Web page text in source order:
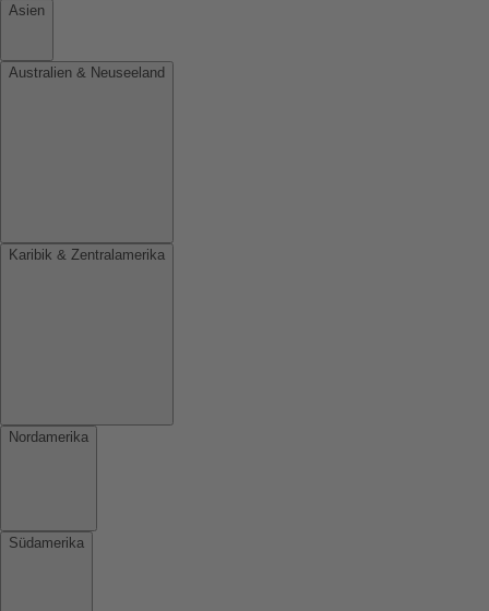
Asien
Australien & Neuseeland
Karibik & Zentralamerika
Nordamerika
Südamerika